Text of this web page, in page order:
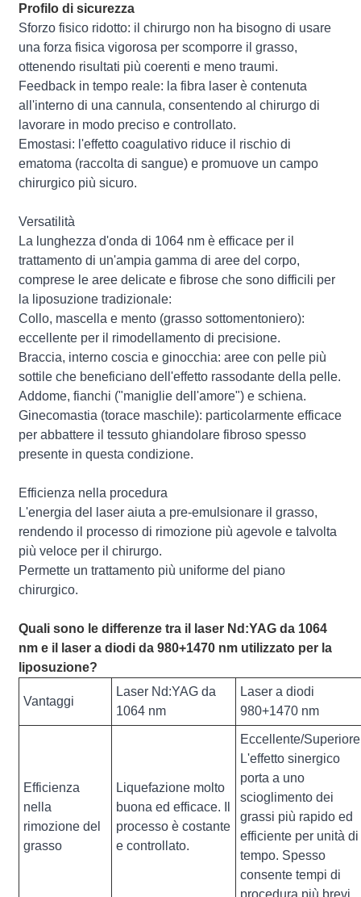
Profilo di sicurezza
Sforzo fisico ridotto: il chirurgo non ha bisogno di usare
una forza fisica vigorosa per scomporre il grasso,
ottenendo risultati più coerenti e meno traumi.
Feedback in tempo reale: la fibra laser è contenuta
all'interno di una cannula, consentendo al chirurgo di
lavorare in modo preciso e controllato.
Emostasi: l'effetto coagulativo riduce il rischio di
ematoma (raccolta di sangue) e promuove un campo
chirurgico più sicuro.
Versatilità
La lunghezza d'onda di 1064 nm è efficace per il
trattamento di un'ampia gamma di aree del corpo,
comprese le aree delicate e fibrose che sono difficili per
la liposuzione tradizionale:
Collo, mascella e mento (grasso sottomentoniero):
eccellente per il rimodellamento di precisione.
Braccia, interno coscia e ginocchia: aree con pelle più
sottile che beneficiano dell'effetto rassodante della pelle.
Addome, fianchi ("maniglie dell'amore") e schiena.
Ginecomastia (torace maschile): particolarmente efficace
per abbattere il tessuto ghiandolare fibroso spesso
presente in questa condizione.
Efficienza nella procedura
L'energia del laser aiuta a pre-emulsionare il grasso,
rendendo il processo di rimozione più agevole e talvolta
più veloce per il chirurgo.
Permette un trattamento più uniforme del piano
chirurgico.
Quali sono le differenze tra il laser Nd:YAG da 1064
nm e il laser a diodi da 980+1470 nm utilizzato per la
liposuzione?
Vantaggi
Laser Nd:YAG da
1064 nm
Laser a diodi
980+1470 nm
Efficienza
nella
rimozione del
grasso
Liquefazione molto
buona ed efficace. Il
processo è costante
e controllato.
Eccellente/
L'effetto sinergico
porta a uno
scioglimento dei
grassi più rapido ed
efficiente per unità di
tempo. Spesso
consente tempi di
procedura più brevi.